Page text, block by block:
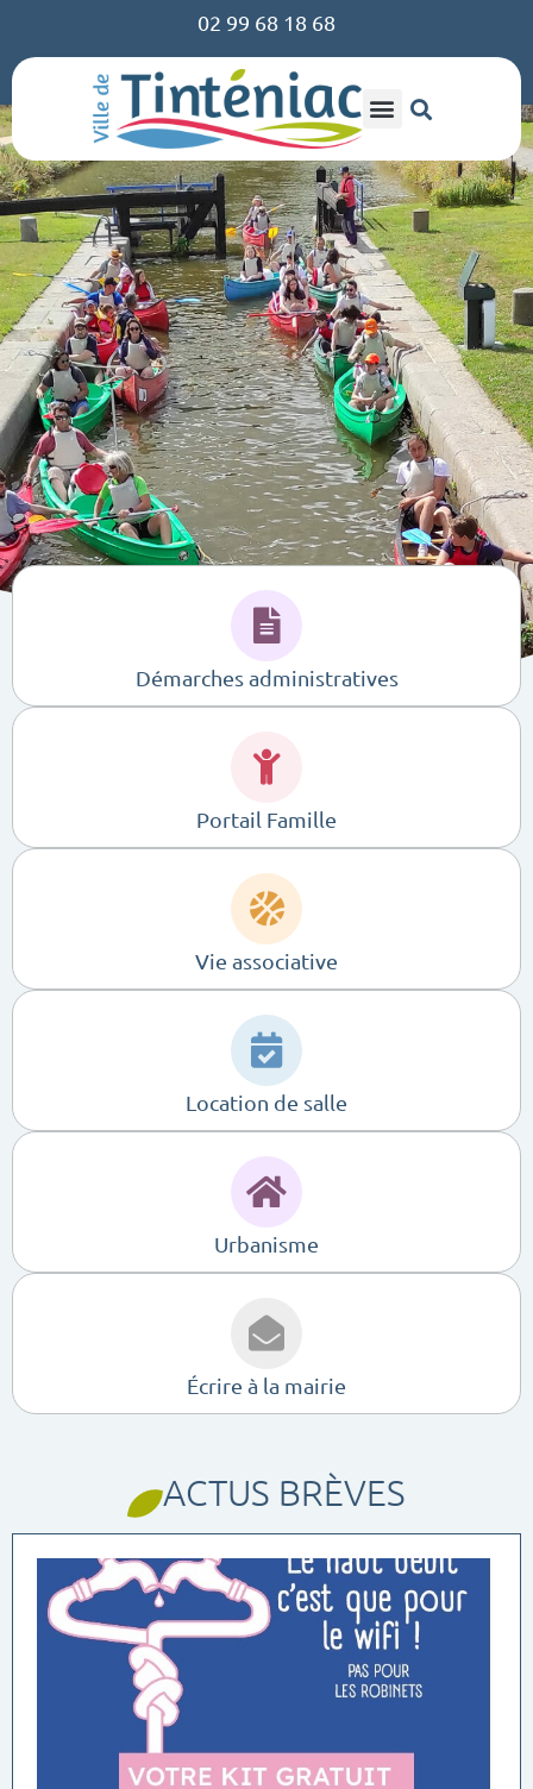
02 99 68 18 68
Démarches administratives
Portail Famille
Vie associative
Location de salle
Urbanisme
Écrire à la mairie
ACTUS BRÈVES